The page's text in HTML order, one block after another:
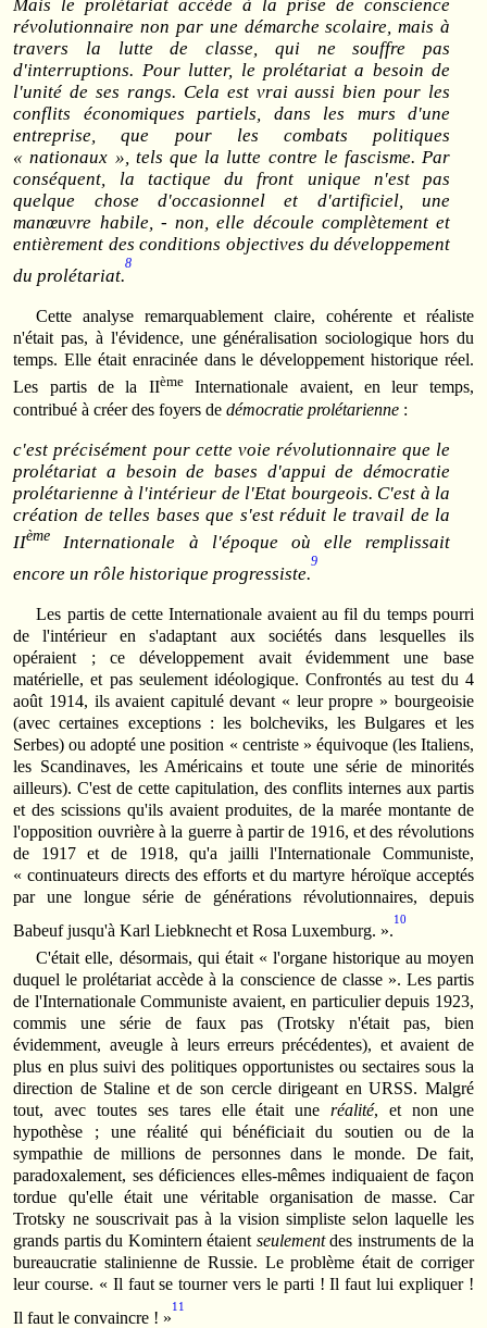
Mais le prolétariat accède à la prise de conscience
révolutionnaire non par une démarche scolaire, mais à
travers la lutte de classe, qui ne souffre pas
d'interruptions. Pour lutter, le prolétariat a besoin de
l'unité de ses rangs. Cela est vrai aussi bien pour les
conflits économiques partiels, dans les murs d'une
entreprise, que pour les combats politiques
« nationaux », tels que la lutte contre le fascisme. Par
conséquent, la tactique du front unique n'est pas
quelque chose d'occasionnel et d'artificiel, une
manœuvre habile, - non, elle découle complètement et
entièrement des conditions objectives du développement
du prolétariat.
8
Cette analyse remarquablement claire, cohérente et réaliste
n'était pas, à l'évidence, une généralisation sociologique hors du
temps. Elle était enracinée dans le développement historique réel.
Les partis de la IIèmeInternationale avaient, en leur temps,
contribué à créer des foyers dedémocratie prolétarienne :
c'est précisément pour cette voie révolutionnaire que le
prolétariat a besoin de bases d'appui de démocratie
prolétarienne à l'intérieur de l'Etat bourgeois. C'est à la
création de telles bases que s'est réduit le travail de la
IIème
Internationale à l'époque où elle remplissait
encore un rôle historique progressiste.
9
Les partis de cette Internationale avaient au fil du temps pourri
de l'intérieur en s'adaptant aux sociétés dans lesquelles ils
opéraient ; ce développement avait évidemment une base
matérielle, et pas seulement idéologique. Confrontés au test du 4
août 1914, ils avaient capitulé devant « leur propre » bourgeoisie
(avec certaines exceptions : les bolcheviks, les Bulgares et les
Serbes) ou adopté une position « centriste » équivoque (les Italiens,
les Scandinaves, les Américains et toute une série de minorités
ailleurs). C'est de cette capitulation, des conflits internes aux partis
et des scissions qu'ils avaient produites, de la marée montante de
l'opposition ouvrière à la guerre à partir de 1916, et des révolutions
de 1917 et de 1918, qu'a jailli l'Internationale Communiste,
« continuateurs directs des efforts et du martyre héroïque acceptés
par une longue série de générations révolutionnaires, depuis
Babeuf jusqu'à Karl Liebknecht et Rosa Luxemburg. ».
10
C'était elle, désormais, qui était « l'organe historique au moyen
duquel le prolétariat accède à la conscience de classe ». Les partis
de l'Internationale Communiste avaient, en particulier depuis 1923,
commis une série de faux pas (Trotsky n'était pas, bien
évidemment, aveugle à leurs erreurs précédentes), et avaient de
plus en plus suivi des politiques opportunistes ou sectaires sous la
direction de Staline et de son cercle dirigeant en URSS. Malgré
tout, avec toutes ses tares elle était uneréalité, et non une
hypothèse ; une réalité qui bénéficiait du soutien ou de la
sympathie de millions de personnes dans le monde. De fait,
paradoxalement, ses déficiences elles-mêmes indiquaient de façon
tordue qu'elle était une véritable organisation de masse. Car
Trotsky ne souscrivait pas à la vision simpliste selon laquelle les
grands partis du Komintern étaient seulementdes instruments de la
bureaucratie stalinienne de Russie. Le problème était de corriger
leur course. « Il faut se tourner vers le parti ! Il faut lui expliquer !
Il faut le convaincre ! »
11